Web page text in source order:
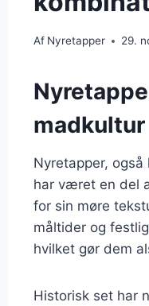
Af Nyretapper 29.
madkultur
Nyretapper,
har været en del
for sin møre
måltider og
hvilket gør dem
Historisk set har